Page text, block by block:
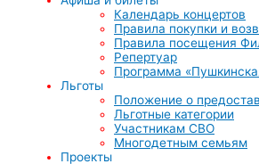
Календарь концертов
Правила покупки и
Правила посещения
Репертуар
Программа
Льготы
Положение о
Льготные категории
Участникам СВО
Многодетным семьям
Проекты